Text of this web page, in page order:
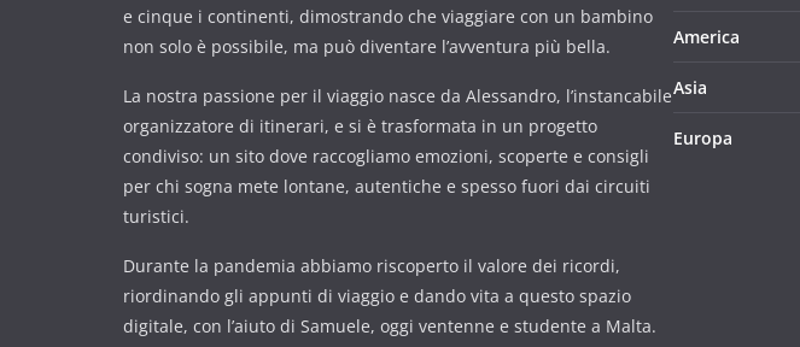
e cinque i continenti, dimostrando che viaggiare con un bambino
non solo è possibile, ma può diventare l’avventura più bella.
La nostra passione per il viaggio nasce da Alessandro, l’instancabile
organizzatore di itinerari, e si è trasformata in un progetto
condiviso: un sito dove raccogliamo emozioni, scoperte e consigli
per chi sogna mete lontane, autentiche e spesso fuori dai circuiti
turistici.
Durante la pandemia abbiamo riscoperto il valore dei ricordi,
riordinando gli appunti di viaggio e dando vita a questo spazio
digitale, con l’aiuto di Samuele, oggi ventenne e studente a Malta.
America
Asia
Europa